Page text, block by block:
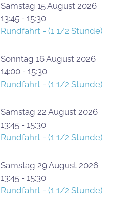
Samstag 15 August 2026
13:45 - 15:30
Rundfahrt - (1 1/2 Stunde)
Sonntag 16 August 2026
14:00 - 15:30
Rundfahrt - (1 1/2 Stunde)
Samstag 22 August 2026
13:45 - 15:30
Rundfahrt - (1 1/2 Stunde)
Samstag 29 August 2026
13:45 - 15:30
Rundfahrt - (1 1/2 Stunde)